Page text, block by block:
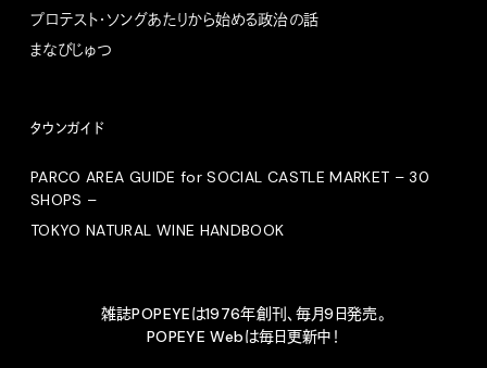
プロテスト・ソングあたりから始める政治の話
まなびじゅつ
タウンガイド
PARCO AREA GUIDE for SOCIAL CASTLE MARKET – 30
SHOPS –
TOKYO NATURAL WINE HANDBOOK
雑誌POPEYEは1976年創刊、毎月9日発売。
POPEYE Webは毎日更新中！